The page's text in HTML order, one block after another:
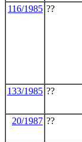
116/1985 ??
133/1985 ??
20/1987 ??